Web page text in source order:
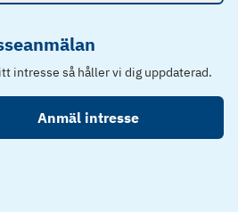
intresse så håller vi dig uppdaterad.
Anmäl intresse